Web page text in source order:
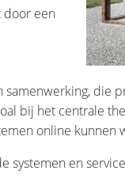
door een
die
bij het centrale
online
systemen en